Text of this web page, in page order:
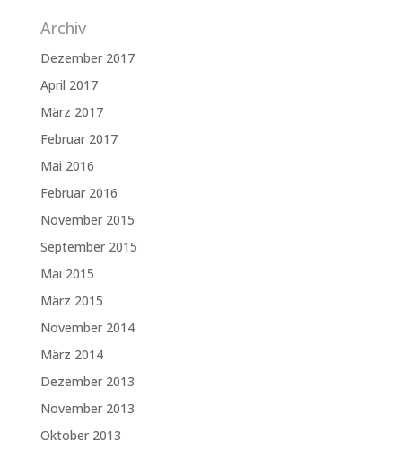
Archiv
Dezember 2017
April 2017
März 2017
Februar 2017
Mai 2016
Februar 2016
November 2015
September 2015
Mai 2015
März 2015
November 2014
März 2014
Dezember 2013
November 2013
Oktober 2013